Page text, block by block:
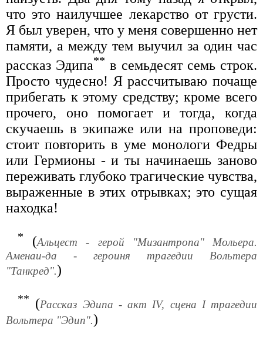
что это наилучшее лекарство от грусти.
Я был уверен, что у меня совершенно нет
памяти, а между тем выучил за один час
рассказ Эдипа** в семьдесят семь строк.
Просто чудесно! Я рассчитываю почаще
прибегать к этому средству; кроме всего
прочего, оно помогает и тогда, когда
скучаешь в экипаже или на проповеди:
стоит повторить в уме монологи Федры
или Гермионы - и ты начинаешь заново
переживать глубоко трагические чувства,
выраженные в этих отрывках; это сущая
находка!
* (Альцест - герой "Мизантропа" Мольера.
Аменаи-да - героиня трагедии Вольтера
"Танкред".)
** (Рассказ Эдипа - акт IV, сцена I трагедии
Вольтера "Эдип".)